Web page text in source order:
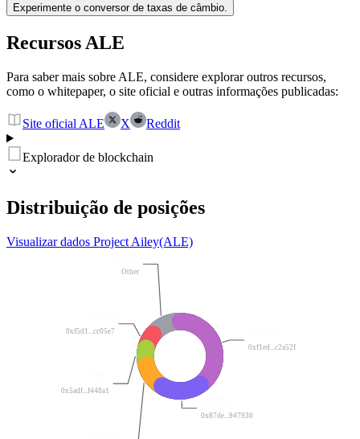
Experimente o conversor de taxas de câmbio.
Recursos ALE
Para saber mais sobre ALE, considere explorar outros recursos,
como o whitepaper, o site oficial e outras informações publicadas:
Site oficial ALE X Reddit
Explorador de blockchain
Distribuição de posições
Visualizar dados Project Ailey(ALE)
Other
0xf5d1...cc05e7
0x5adf...f448a1
0xf1ed...c2a52f
0x87de...947930